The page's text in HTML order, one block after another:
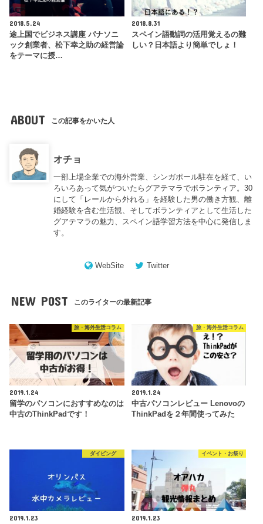
2018.5.24
途上国でビジネス講座 パナソニ
ック創業者、松下幸之助の経営論
をテーマに授…
2018.8.31
スペイン語動詞の活用覚えるの難
しい？日本語より簡単でしょ！
ABOUT この記事をかいた人
オチョ
一部上場企業での海外営業、シンガポール駐在を経て、い
ろいろあって気がついたらグアテマラでボランティア。30
にして「レールから外れる」を経験した男の働き方観、離
婚経験を含む生活観、そしてボランティアとして生活した
グアテマラの魅力、スペイン語学習方法を中心に発信しま
す。
WebSite Twitter
NEW POST このライターの最新記事
旅・海外生活コラム
2019.1.24
留学のパソコンにおすすめなのは
中古のThinkPadです！
旅・海外生活コラム
2019.1.24
中古パソコンレビュー Lenovoの
ThinkPadを２年間使ってみた
ダイビング
2019.1.23
イベント・お祭り
2019.1.23